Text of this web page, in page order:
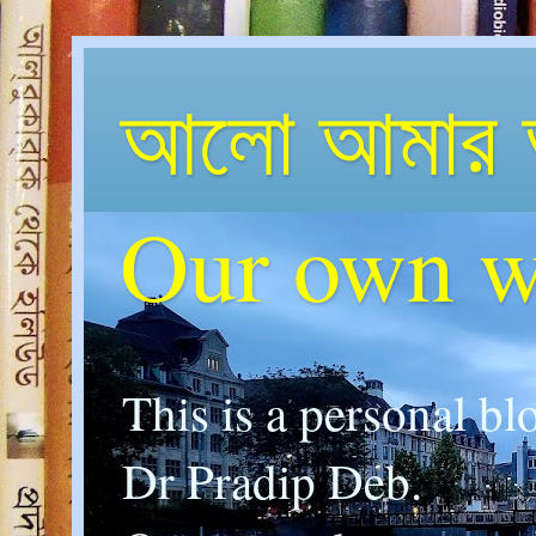
আলো আমার
Our own
This is a personal
Dr Pradip Deb.